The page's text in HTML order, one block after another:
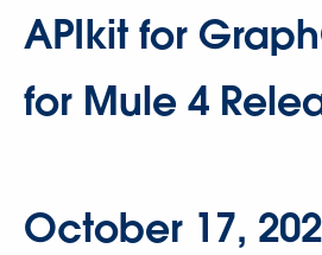
APIkit for
for Mule 4
October 17,